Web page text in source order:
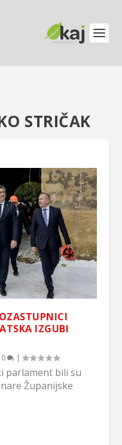
STRIČAK
IZGUBI
0 |
parlament bili su
Županijske